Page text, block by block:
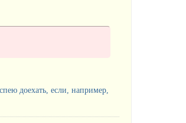
доехать, если, например,